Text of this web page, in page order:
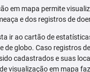
em mapa permite
e dos registros de
ir ao cartão de
de globo. Caso registros
cadastrados e suas
visualização em mapa